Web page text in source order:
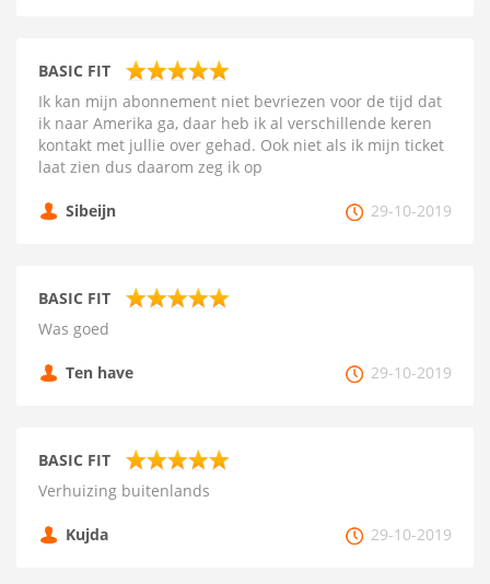
BASIC FIT
Ik kan mijn abonnement niet bevriezen voor de tijd dat
ik naar Amerika ga, daar heb ik al verschillende keren
kontakt met jullie over gehad. Ook niet als ik mijn ticket
laat zien dus daarom zeg ik op
Sibeijn 29-10-2019
BASIC FIT
Was goed
Ten have 29-10-2019
BASIC FIT
Verhuizing buitenlands
Kujda 29-10-2019